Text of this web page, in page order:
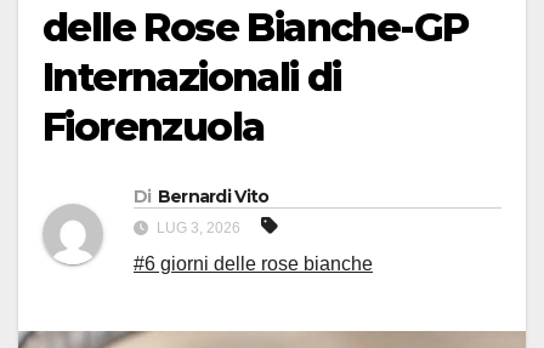
delle Rose Bianche-GP
Internazionali di
Fiorenzuola
Di Bernardi Vito
LUG 3, 2026
#6 giorni delle rose bianche